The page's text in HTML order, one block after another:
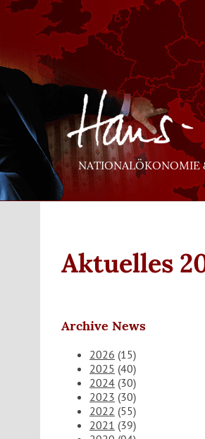
NATIONALÖKONOMIE
Aktuelles
Archive News
2026 (15)
2025 (40)
2024 (30)
2023 (30)
2022 (55)
2021 (39)